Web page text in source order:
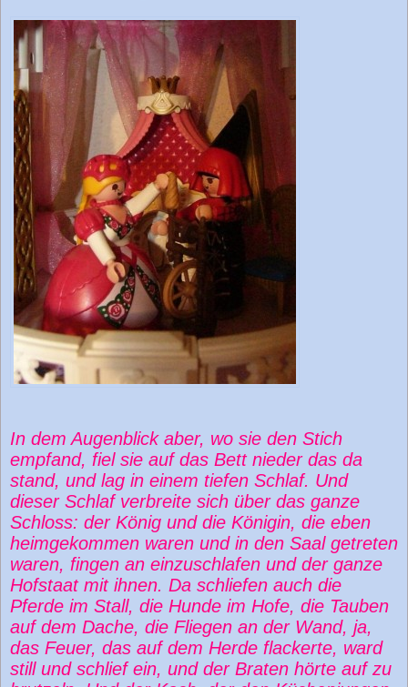
In dem Augenblick aber, wo sie den Stich
empfand, fiel sie auf das Bett nieder das da
stand, und lag in einem tiefen Schlaf. Und
dieser Schlaf verbreite sich über das ganze
Schloss: der König und die Königin, die eben
heimgekommen waren und in den Saal getreten
waren, fingen an einzuschlafen und der ganze
Hofstaat mit ihnen. Da schliefen auch die
Pferde im Stall, die Hunde im Hofe, die Tauben
auf dem Dache, die Fliegen an der Wand, ja,
das Feuer, das auf dem Herde flackerte, ward
still und schlief ein, und der Braten hörte auf zu